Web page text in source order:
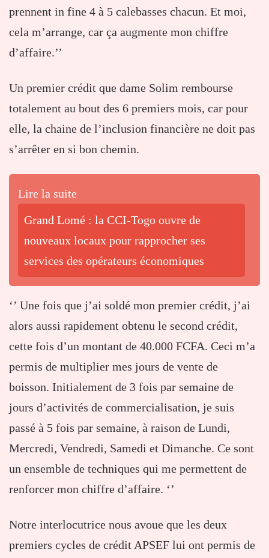
prennent in fine 4 à 5 calebasses chacun. Et moi,
cela m’arrange, car ça augmente mon chiffre
d’affaire.’’
Un premier crédit que dame Solim rembourse
totalement au bout des 6 premiers mois, car pour
elle, la chaine de l’inclusion financière ne doit pas
s’arrêter en si bon chemin.
Lire la suite
Grand Lomé : la CCI-Togo ouvre de
nouveaux locaux pour rapprocher ses
services des opérateurs économiques
‘’ Une fois que j’ai soldé mon premier crédit, j’ai
alors aussi rapidement obtenu le second crédit,
cette fois d’un montant de 40.000 FCFA. Ceci m’a
permis de multiplier mes jours de vente de
boisson. Initialement de 3 fois par semaine de
jours d’activités de commercialisation, je suis
passé à 5 fois par semaine, à raison de Lundi,
Mercredi, Vendredi, Samedi et Dimanche. Ce sont
un ensemble de techniques qui me permettent de
renforcer mon chiffre d’affaire. ‘’
Notre interlocutrice nous avoue que les deux
premiers cycles de crédit APSEF lui ont permis de